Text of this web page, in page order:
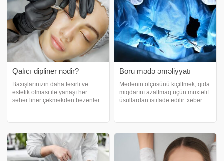
Qalıcı dipliner nədir?
Baxışlarınızın daha təsirli və
estetik olması ilə yanaşı hər
səhər liner çəkməkdən bezənlər
qapağının üst qisminə tətbiq
edilən qalıcı dipliner tətbiqi gözlər
Boru mədə əməliyyatı
Mədənin ölçüsünü kiçiltmək, qida
miqdarını azaltmaq üçün müxtəlif
üsullardan istifadə edilir. xəbər
üsulları istifadə edilə bilir. Bu
prosedurla çəki vermə asanlaşı